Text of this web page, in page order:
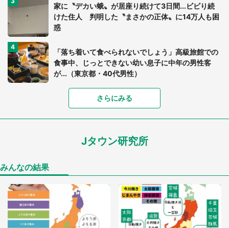
家に〝デカい蛾〟が居座り続けて3日間...ビビり続
けた住人 判明した〝まさかの正体〟に14万人も困
惑
「落ち着いて食べられないでしょう」高級旅館での
食事中、じっとできない幼い息子に中年の男性客
が...（東京都・40代男性）
「可愛いのにホラー」「事件性を感じる」 ふわふ
「孫にあげると思って、あなたにこれをあげる」
「ゾワゾワする」「本当に気持ち悪い」 道端でバ
グっちゃってた〝野生の野菜〟に6.5万人戦慄
さらにみる
Jタウン研究所
みんなの結果